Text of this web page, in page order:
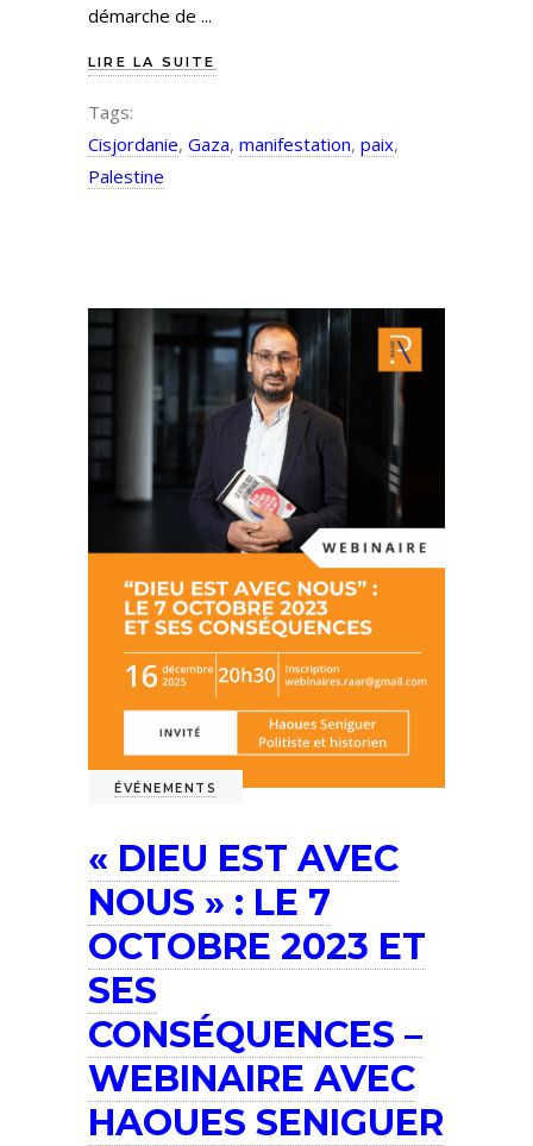
démarche de
LIRE LA SUITE
Tags:
Cisjordanie, Gaza, manifestation, paix,
Palestine
ÉVÉNEMENTS
« DIEU EST AVEC
NOUS » : LE 7
OCTOBRE 2023 ET
SES
CONSÉQUENCES –
WEBINAIRE AVEC
HAOUES SENIGUER